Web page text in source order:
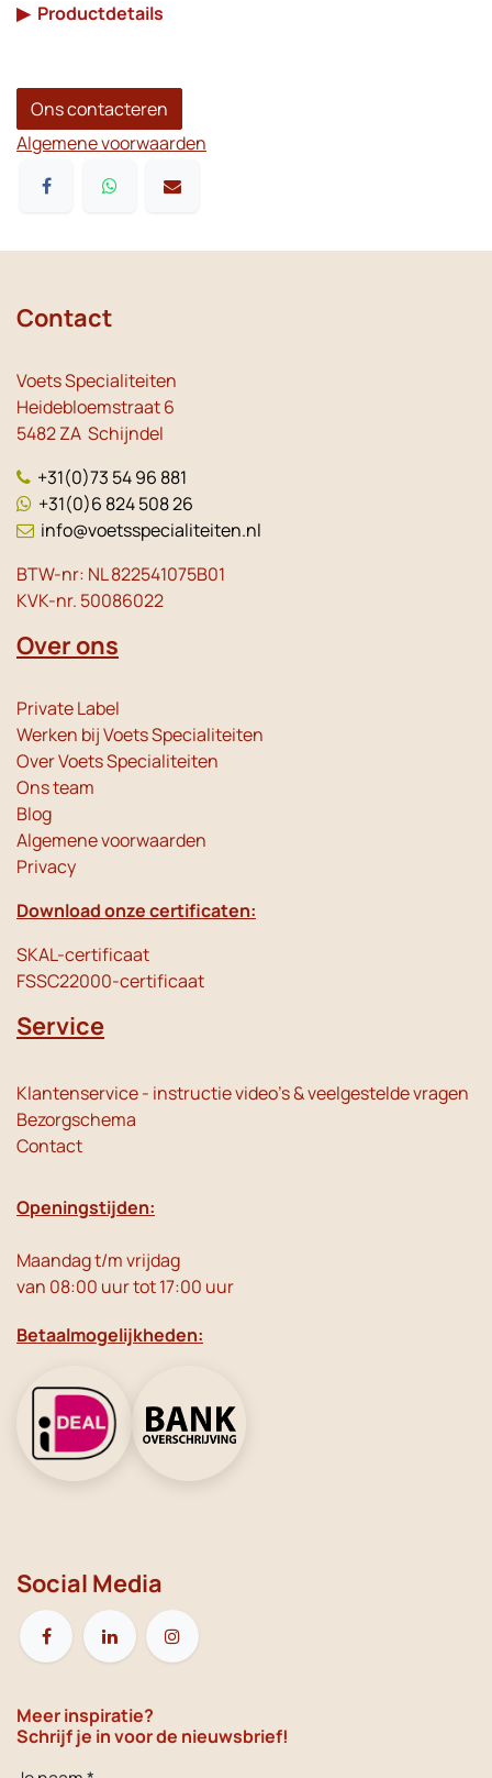
▶ Productdetails
Ons contacteren
Algemene voorwaarden
Contact
Voets Specialiteiten
Heidebloemstraat 6
5482 ZA Schijndel
+31(0)73 54 96 881
+31(0)6 824 508 26
info@voetsspecialiteiten.nl
BTW-nr: NL 822541075B01
KVK-nr. 50086022
Over ons
Private Label
Werken bij Voets Specialiteiten
Over Voets Specialiteiten
Ons team
Blog
Algemene voorwaarden
Privacy
Download onze certificaten:
SKAL-certificaat
FSSC22000-certificaat
Service
Klantenservice - instructie video's & veelgestelde vragen
Bezorgschema
Contact
Openingstijden:
Maandag t/m vrijdag
van 08:00 uur tot 17:00 uur
Betaalmogelijkheden:
Social Media
Meer inspiratie?
Schrijf je in voor de nieuwsbrief!